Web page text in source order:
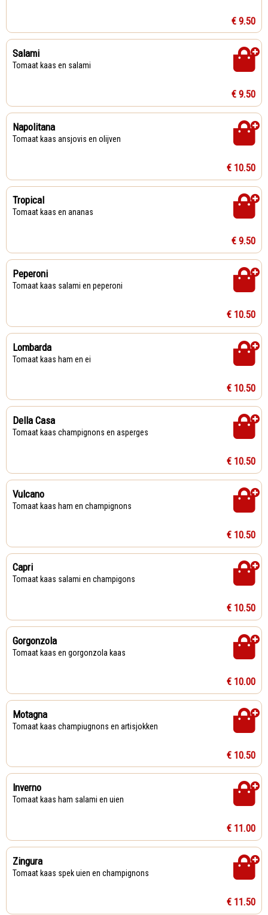
€ 9.50
Salami
Tomaat kaas en salami
€ 9.50
Napolitana
Tomaat kaas ansjovis en olijven
€ 10.50
Tropical
Tomaat kaas en ananas
€ 9.50
Peperoni
Tomaat kaas salami en peperoni
€ 10.50
Lombarda
Tomaat kaas ham en ei
€ 10.50
Della Casa
Tomaat kaas champignons en asperges
€ 10.50
Vulcano
Tomaat kaas ham en champignons
€ 10.50
Capri
Tomaat kaas salami en champigons
€ 10.50
Gorgonzola
Tomaat kaas en gorgonzola kaas
€ 10.00
Motagna
Tomaat kaas champiugnons en artisjokken
€ 10.50
Inverno
Tomaat kaas ham salami en uien
€ 11.00
Zingura
Tomaat kaas spek uien en champignons
€ 11.50